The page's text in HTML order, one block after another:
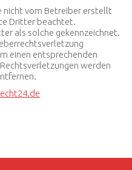
nicht vom Betreiber erstellt
Dritter beachtet.
als solche gekennzeichnet.
einen entsprechenden
werden